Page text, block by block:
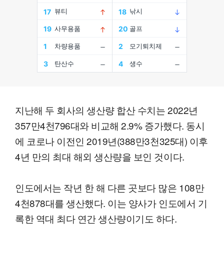
지난해 두 회사의 생산량 합산 수치는 2022년
357만4천796대와 비교해 2.9% 증가했다. 동시
에 코로나 이전인 2019년(388만3천325대) 이후
4년 만의 최대 해외 생산량을 보인 것이다.
인도에서는 작년 한 해 다른 곳보다 많은 108만
4천878대를 생산했다. 이는 양사가 인도에서 기
록한 역대 최다 연간 생산량이기도 하다.